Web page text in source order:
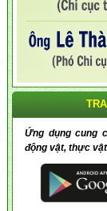
Ứng dụng cung
động vật, thực